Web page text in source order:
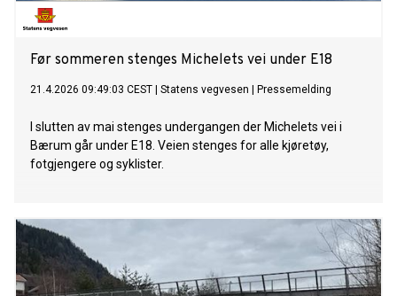
Før sommeren stenges Michelets vei under E18
21.4.2026 09:49:03 CEST Statens vegvesen Pressemelding
I slutten av mai stenges undergangen der Michelets vei i
Bærum går under E18. Veien stenges for alle kjøretøy,
fotgjengere og syklister.